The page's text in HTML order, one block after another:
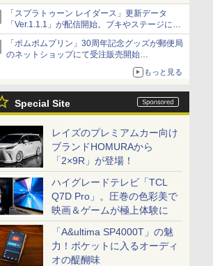
売
組分け帽子ドーナツなど見た目も楽しい商品が
登場
「スプラトゥーン レイダース」更新データ
「Ver.1.1.1」が配信開始。ブキやステージに関
する不具合を修正
「ポムポムプリン」30周年記念グッズが郵便局
のネットショップにて受注販売開始
「おもちもちもちクッション」など今年だけの
もっと見る
Special Site
レイズのプレミアムカー向け
ブランドHOMURAから
「2×9R」が登場！
ハイグレードテレビ「TCL
Q7D Pro」。圧巻の色彩美で
映画＆ゲームが極上体験に
「A&ultima SP4000T」の魅
力！ポケットに入るオーディ
オの醍醐味